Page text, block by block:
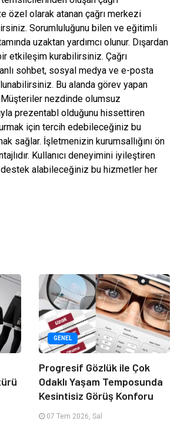
özel olarak atanan çağrı merkezi
Sorumluluğunu bilen ve eğitimli
uzaktan yardımcı olunur. Dışardan
etkileşim kurabilirsiniz. Çağrı
sohbet, sosyal medya ve e-posta
Bu alanda görev yapan
nezdinde olumsuz
prezentabl olduğunu hissettiren
için tercih edebileceğiniz bu
sağlar. İşletmenizin kurumsallığını ön
Kullanıcı deneyimini iyileştiren
destek alabileceğiniz bu hizmetler her
GENEL
Progresif Gözlük ile Çok
Odaklı Yaşam Temposunda
Kesintisiz Görüş Konforu
07 Tem 2026, Sal